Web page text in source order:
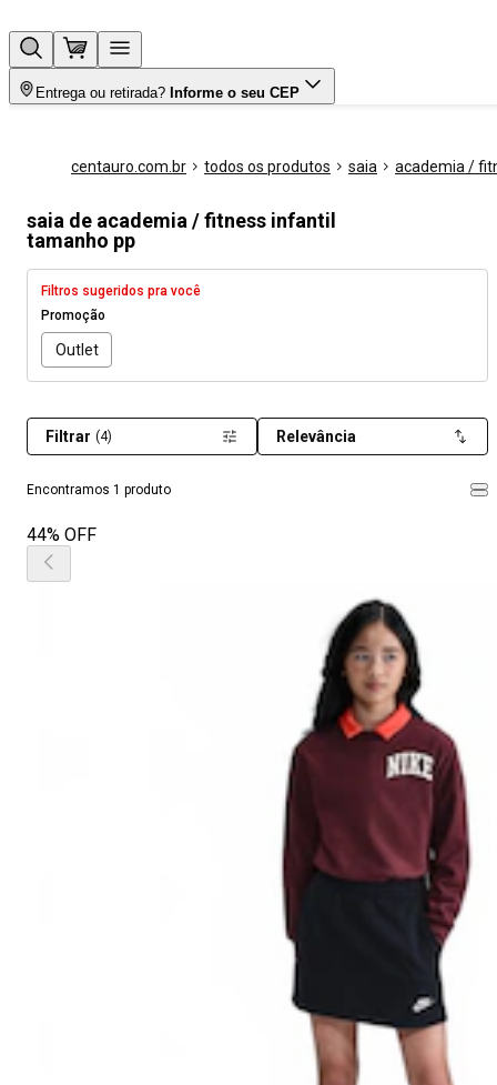
Entrega ou retirada? Informe o seu CEP
centauro.com.br todos os produtos saia academia /
saia de academia / fitness infantil
tamanho pp
Filtros sugeridos pra você
Promoção
Outlet
Encontramos 1 produto
Filtrar (4) Relevância
44% OFF